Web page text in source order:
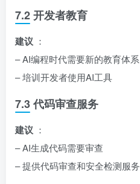
7.2 开发者教育
建议 ：
– AI编程时代需要新的教育体系
– 培训开发者使用AI工具
7.3 代码审查服务
建议 ：
– AI生成代码需要审查
– 提供代码审查和安全检测服务